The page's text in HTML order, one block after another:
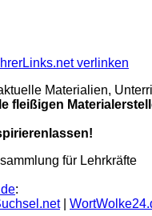
verlinken
Materialien,
fleißigen
für Lehrkräfte
:
|